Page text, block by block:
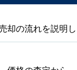
却の流れを説明し